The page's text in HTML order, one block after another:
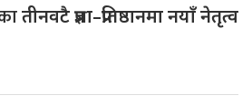
तीनवटै प्रज्ञा–प्रतिष्ठानमा नयाँ नेतृत्व